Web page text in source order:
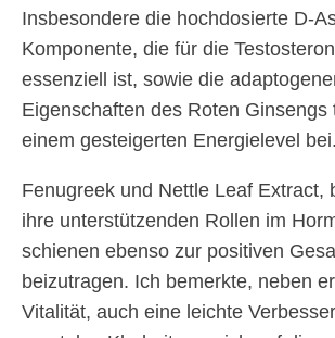
Insbesondere die hochdosierte D-
Komponente, die für die
essenziell ist, sowie die
Eigenschaften des Roten Ginsengs
einem gesteigerten Energielevel bei.
Fenugreek und Nettle Leaf Extract,
ihre unterstützenden Rollen im
schienen ebenso zur positiven
beizutragen. Ich bemerkte, neben
Vitalität, auch eine leichte